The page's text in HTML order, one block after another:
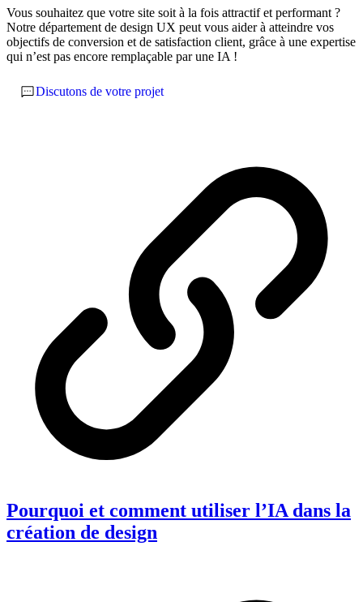
Vous souhaitez que votre site soit à la fois attractif et performant ?
Notre département de design UX peut vous aider à atteindre vos
objectifs de conversion et de satisfaction client, grâce à une expertise
qui n’est pas encore remplaçable par une IA !
Discutons de votre projet
Pourquoi et comment utiliser l’IA dans la
création de design